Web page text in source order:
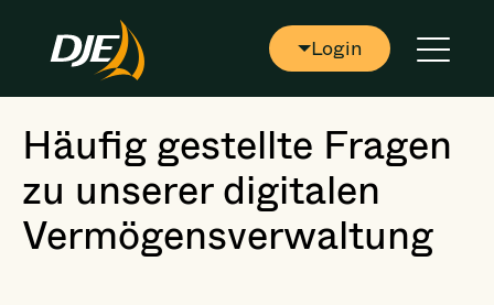
Login
Häufig gestellte Fragen
zu unserer digitalen
Vermögensverwaltung